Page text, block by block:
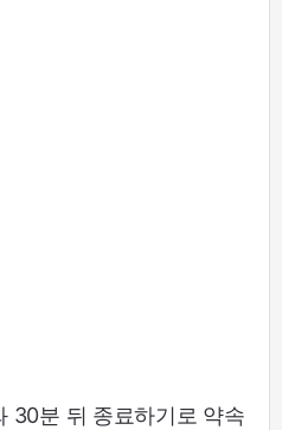
30분 뒤 종료하기로 약속